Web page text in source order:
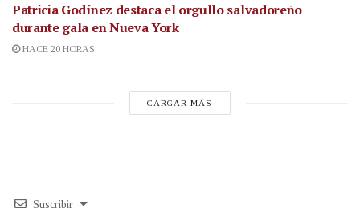
Patricia Godínez destaca el orgullo salvadoreño
durante gala en Nueva York
HACE 20 HORAS
CARGAR MÁS
Suscribir